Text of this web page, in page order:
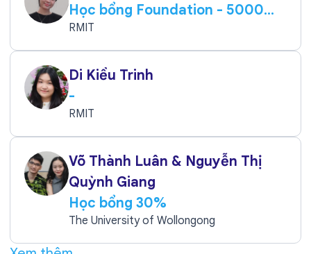
Học bổng Foundation - 5000
AUD
RMIT
Di Kiều Trinh
-
RMIT
Võ Thành Luân & Nguyễn Thị
Quỳnh Giang
Học bổng 30%
The University of Wollongong